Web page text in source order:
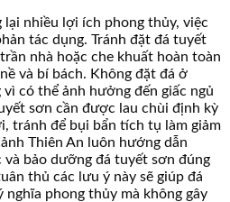
lại nhiều lợi ích phong thủy, việc
tác dụng. Tránh đặt đá tuyết
nhà hoặc che khuất hoàn toàn
và bí bách. Không đặt đá ở
có thể ảnh hưởng đến giấc ngủ
sơn cần được lau chùi định kỳ
tránh để bụi bẩn tích tụ làm giảm
Thiên An luôn hướng dẫn
và bảo dưỡng đá tuyết sơn đúng
thủ các lưu ý này sẽ giúp đá
phong thủy mà không gây